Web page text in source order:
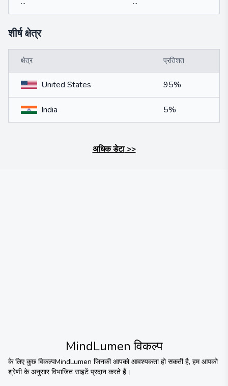
शीर्ष क्षेत्र
क्षेत्र प्रतिशत
United States 95%
India 5%
अधिक डेटा>>
MindLumen विकल्प
के लिए कुछ विकल्पMindLumen जिनकी आपको आवश्यकता हो सकती है, हम आपको
श्रेणी के अनुसार विभाजित साइटें प्रदान करते हैं।